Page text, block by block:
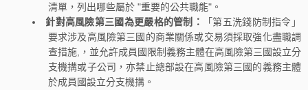
清單，列出哪些屬於 "重要的公共職能"。
針對高風險第三國為更嚴格的管制：
「第五洗錢防制指令」
要求涉及高風險第三國的商業關係或交易須採取強化盡職調
查措施,，並允許成員國限制義務主體在高風險第三國設立分
支機搆或子公司，亦禁止總部設在高風險第三國的義務主體
於成員國設立分支機搆。